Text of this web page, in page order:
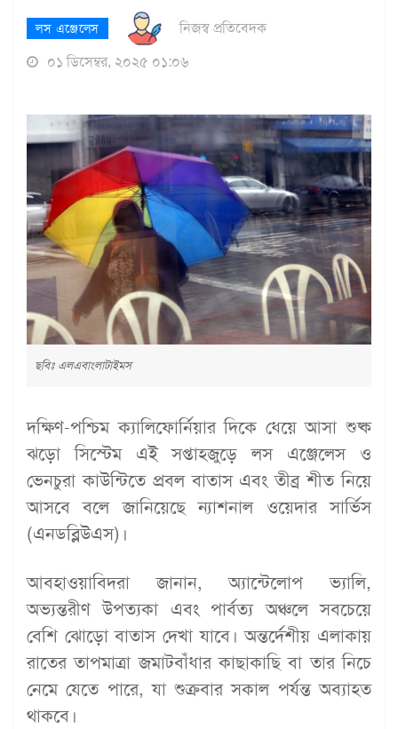
লস এঞ্জেলেস
নিজস্ব প্রতিবেদক
০১ ডিসেম্বর, ২০২৫ ০১:০৬
ছবিঃ এলএবাংলাটাইমস
দক্ষিণ-পশ্চিম ক্যালিফোর্নিয়ার দিকে ধেয়ে আসা শুষ্ক
ঝড়ো সিস্টেম এই সপ্তাহজুড়ে লস এঞ্জেলেস ও
ভেনচুরা কাউন্টিতে প্রবল বাতাস এবং তীব্র শীত নিয়ে
আসবে বলে জানিয়েছে ন্যাশনাল ওয়েদার সার্ভিস
(এনডব্লিউএস)।
আবহাওয়াবিদরা জানান, অ্যান্টেলোপ ভ্যালি,
অভ্যন্তরীণ উপত্যকা এবং পার্বত্য অঞ্চলে সবচেয়ে
বেশি ঝোড়ো বাতাস দেখা যাবে। অন্তর্দেশীয় এলাকায়
রাতের তাপমাত্রা জমাটবাঁধার কাছাকাছি বা তার নিচে
নেমে যেতে পারে, যা শুক্রবার সকাল পর্যন্ত অব্যাহত
থাকবে।